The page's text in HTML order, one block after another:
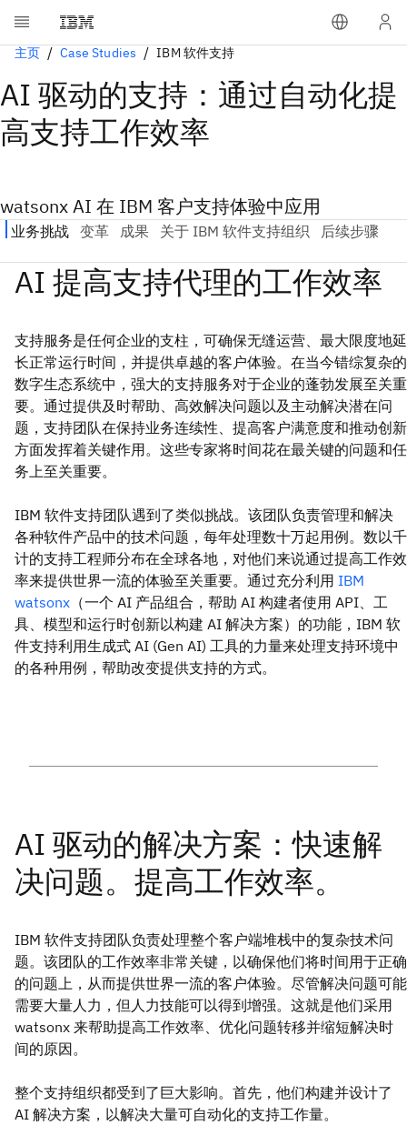
主页 Case Studies IBM 软件支持
AI 驱动的支持：通过自动化提
高支持工作效率
watsonx AI 在 IBM 客户支持体验中应用
支持服务是任何企业的支柱，可确保无缝运营、最大限度地延
长正常运行时间，并提供卓越的客户体验。在当今错综复杂的
数字生态系统中，强大的支持服务对于企业的蓬勃发展至关重
要。通过提供及时帮助、高效解决问题以及主动解决潜在问
题，支持团队在保持业务连续性、提高客户满意度和推动创新
方面发挥着关键作用。这些专家将时间花在最关键的问题和任
务上至关重要。
IBM 软件支持团队遇到了类似挑战。该团队负责管理和解决
各种软件产品中的技术问题，每年处理数十万起用例。数以千
计的支持工程师分布在全球各地，对他们来说通过提高工作效
率来提供世界一流的体验至关重要。通过充分利用 IBM
watsonx （一个 AI 产品组合，帮助 AI 构建者使用 API、工
具、模型和运行时创新以构建 AI 解决方案）的功能，IBM 软
件支持利用生成式 AI (Gen AI) 工具的力量来处理支持环境中
的各种用例，帮助改变提供支持的方式。
IBM 软件支持团队负责处理整个客户端堆栈中的复杂技术问
题。该团队的工作效率非常关键，以确保他们将时间用于正确
的问题上，从而提供世界一流的客户体验。尽管解决问题可能
需要大量人力，但人力技能可以得到增强。这就是他们采用
watsonx 来帮助提高工作效率、优化问题转移并缩短解决时
间的原因。
整个支持组织都受到了巨大影响。首先，他们构建并设计了
AI 解决方案，以解决大量可自动化的支持工作量。